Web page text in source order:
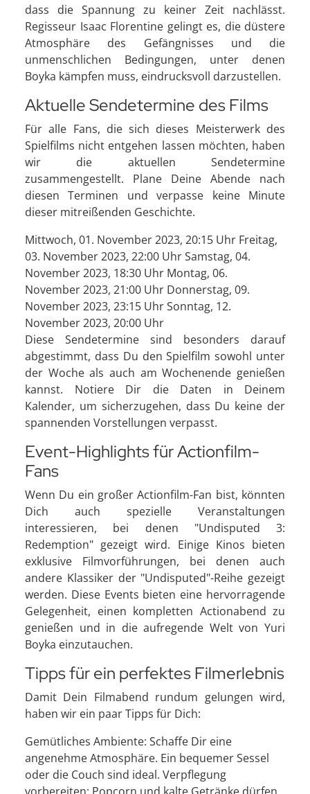
dass die Spannung zu keiner Zeit nachlässt.
Regisseur Isaac Florentine gelingt es, die düstere
Atmosphäre des Gefängnisses und die
unmenschlichen Bedingungen, unter denen
Boyka kämpfen muss, eindrucksvoll darzustellen.
Aktuelle Sendetermine des Films
Für alle Fans, die sich dieses Meisterwerk des
Spielfilms nicht entgehen lassen möchten, haben
wir die aktuellen Sendetermine
zusammengestellt. Plane Deine Abende nach
diesen Terminen und verpasse keine Minute
dieser mitreißenden Geschichte.
Mittwoch, 01. November 2023, 20:15 Uhr Freitag,
03. November 2023, 22:00 Uhr Samstag, 04.
November 2023, 18:30 Uhr Montag, 06.
November 2023, 21:00 Uhr Donnerstag, 09.
November 2023, 23:15 Uhr Sonntag, 12.
November 2023, 20:00 Uhr
Diese Sendetermine sind besonders darauf
abgestimmt, dass Du den Spielfilm sowohl unter
der Woche als auch am Wochenende genießen
kannst. Notiere Dir die Daten in Deinem
Kalender, um sicherzugehen, dass Du keine der
spannenden Vorstellungen verpasst.
Event-Highlights für Actionfilm-
Fans
Wenn Du ein großer Actionfilm-Fan bist, könnten
Dich auch spezielle Veranstaltungen
interessieren, bei denen "Undisputed 3:
Redemption" gezeigt wird. Einige Kinos bieten
exklusive Filmvorführungen, bei denen auch
andere Klassiker der "Undisputed"-Reihe gezeigt
werden. Diese Events bieten eine hervorragende
Gelegenheit, einen kompletten Actionabend zu
genießen und in die aufregende Welt von Yuri
Boyka einzutauchen.
Tipps für ein perfektes Filmerlebnis
Damit Dein Filmabend rundum gelungen wird,
haben wir ein paar Tipps für Dich:
Gemütliches Ambiente: Schaffe Dir eine
angenehme Atmosphäre. Ein bequemer Sessel
oder die Couch sind ideal. Verpflegung